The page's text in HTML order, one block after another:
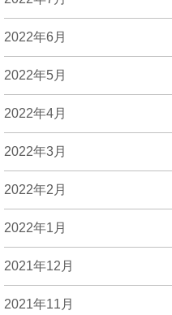
2022年6月
2022年5月
2022年4月
2022年3月
2022年2月
2022年1月
2021年12月
2021年11月